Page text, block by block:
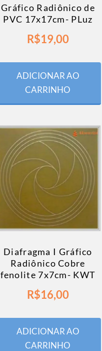
Gráfico Radiônico de
PVC 17x17cm- PLuz
R$19,00
ADICIONAR AO
CARRINHO
Diafragma I Gráfico
Radiônico Cobre
fenolite 7x7cm- KWT
R$16,00
ADICIONAR AO
CARRINHO